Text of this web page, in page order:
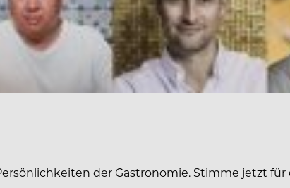
der Gastronomie. Stimme jetzt für